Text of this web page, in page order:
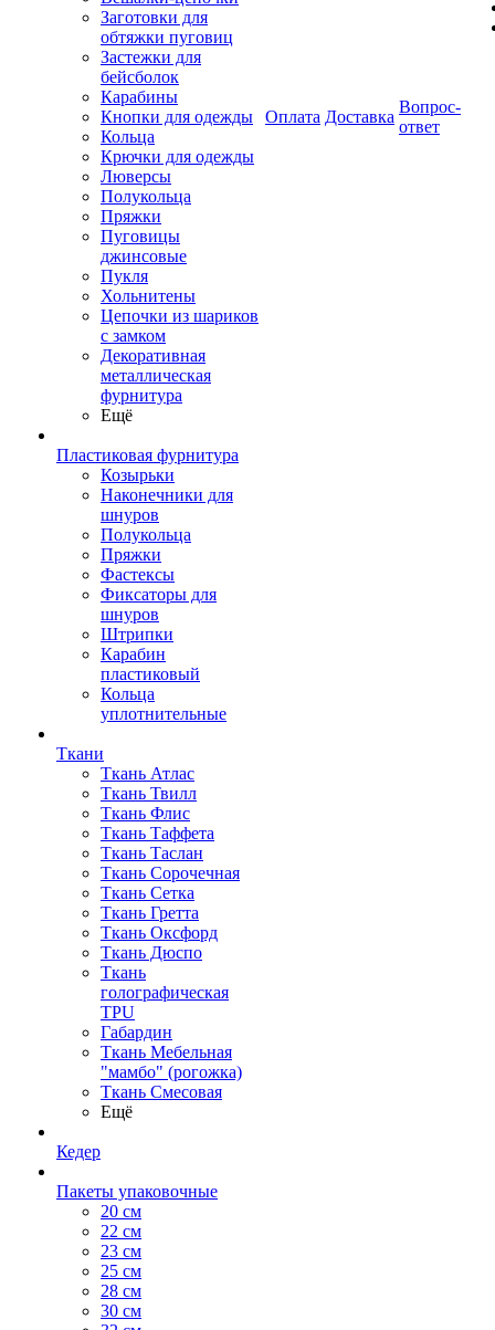
Заготовки для
обтяжки пуговиц
Застежки для
бейсболок
Карабины
Кнопки для одежды
Кольца
Крючки для одежды
Люверсы
Полукольца
Пряжки
Пуговицы
джинсовые
Пукля
Хольнитены
Цепочки из шариков
с замком
Декоративная
металлическая
фурнитура
Ещё
Пластиковая фурнитура
Козырьки
Наконечники для
шнуров
Полукольца
Пряжки
Фастексы
Фиксаторы для
шнуров
Штрипки
Карабин
пластиковый
Кольца
уплотнительные
Ткани
Ткань Атлас
Ткань Твилл
Ткань Флис
Ткань Таффета
Ткань Таслан
Ткань Сорочечная
Ткань Сетка
Ткань Гретта
Ткань Оксфорд
Ткань Дюспо
Ткань
голографическая
TPU
Габардин
Ткань Мебельная
"мамбо" (рогожка)
Ткань Смесовая
Ещё
Кедер
Пакеты упаковочные
20 см
22 см
23 см
25 см
28 см
30 см
Оплата Доставка
Вопрос-
ответ